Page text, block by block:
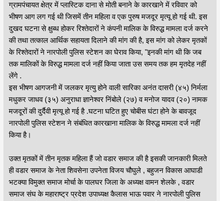
ग्रामपंचायत क्षेत्र में प्लास्टिक दाना से मोती बनाने के कारखाने में रविवार को
भीषण आग लग गई थी जिसमें तीन महिला व एक पुरुष मजदूर मृत्यू हो गई थी. इस
दुखद घटना से क्षुब्ध होकर रिश्तेदारों ने कंपनी मालिक के विरुद्ध मामला दर्ज करने
की तथा तत्काल आर्थिक सहायता दिलाने की मांग की है, इस मांग को लेकर मृतकों
के रिश्तेदारों ने नारपोली पुलिस स्टेशन का घेराव किया, "इनकी मांग थी कि जब
तक मालिकों के विरुद्ध मामला दर्ज नहीं किया जाता उस समय तक हम मृतदेह नहीं
लेंगे .
इस भीषण आगजनी में जलकर मृत्यु होने वाली सारिका अनंत दासरी (४५) निर्मला
मधुकर जाधव (३५) अनुराधा ज्ञानेश्वर निंबोले (२७) व मनोज यादव (२०) नामक
मजदूरों की दुर्दैवी मृत्यू हो गई है .घटना घटित हुए चोबीस घंटा होने के बावजूद
नारपोली पुलिस स्टेशन ने संबंधित कारखाना मालिक के विरुद्ध मामला दर्ज नहीं
किया है।
उक्त मृतकों में तीन मृतक महिला हैं जो वडार समाज की है इसकी जानकारी मिलते
ही वडार समाज के नेता शिवसेना उपनेता विजय चौघुले , बहुजन विकास आघाडी
भटक्या विमुक्त समाज मोर्चा के पालघर जिला के अध्यक्ष वामन शेलके , वडार
समाज संघ के महाराष्ट्र प्रदेश उपाध्यक्ष कैलास भाऊ पवार ने नारपोली पुलिस